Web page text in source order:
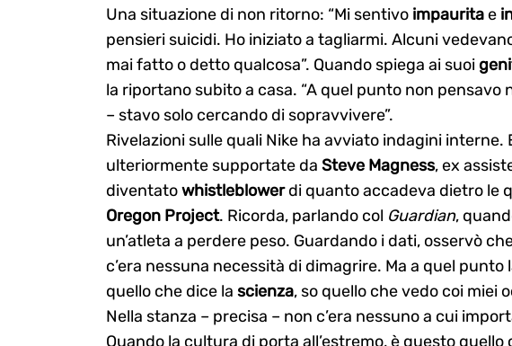
Una situazione di non ritorno: “Mi sentivo impauritae
pensieri suicidi. Ho iniziato a tagliarmi. Alcuni
mai fatto o detto qualcosa”. Quando spiega ai suoi
la riportano subito a casa. “A quel punto non pensavo
– stavo solo cercando di sopravvivere”.
Rivelazioni sulle quali Nike ha avviato indagini interne.
ulteriormente supportate da Steve Magness, ex
diventatowhistleblowerdi quanto accadeva dietro le
Oregon Project. Ricorda, parlando col Guardian,
un’atleta a perdere peso. Guardando i dati, osservò
c’era nessuna necessità di dimagrire. Ma a quel
quello che dice la scienza, so quello che vedo coi miei
Nella stanza – precisa – non c’era nessuno a cui
Quando la cultura di porta all’estremo, è questo quello